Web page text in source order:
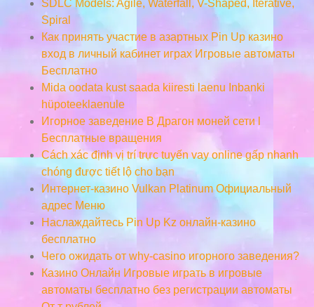
SDLC Models: Agile, Waterfall, V-Shaped, Iterative,
Spiral
Как принять участие в азартных Pin Up казино
вход в личный кабинет играх Игровые автоматы
Бесплатно
Mida oodata kust saada kiiresti laenu Inbanki
hüpoteeklaenule
Игорное заведение В Драгон моней сети l
Бесплатные вращения
Cách xác định vị trí trực tuyến vay online gấp nhanh
chóng được tiết lộ cho bạn
Интернет-казино Vulkan Platinum Официальный
адрес Меню
Наслаждайтесь Pin Up Kz онлайн-казино
бесплатно
Чего ожидать от why-casino игорного заведения?
Казино Онлайн Игровые играть в игровые
автоматы бесплатно без регистрации автоматы